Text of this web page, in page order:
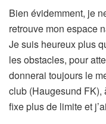
Bien évidemment, je
retrouve mon espace
Je suis heureux plus
les obstacles, pour
donnerai toujours le
club (Haugesund FK),
fixe plus de limite et